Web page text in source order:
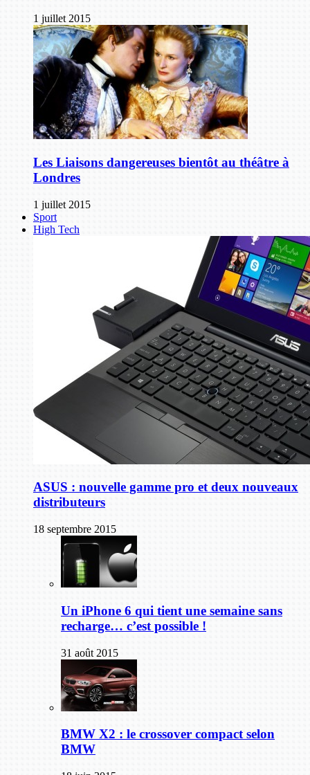
1 juillet 2015
Les Liaisons dangereuses bientôt au théâtre à
Londres
1 juillet 2015
Sport
High Tech
ASUS : nouvelle gamme pro et deux nouveaux
distributeurs
18 septembre 2015
Un iPhone 6 qui tient une semaine sans
recharge… c’est possible !
31 août 2015
BMW X2 : le crossover compact selon
BMW